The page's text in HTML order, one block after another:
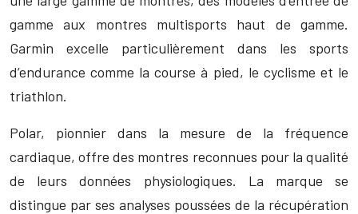
gamme aux montres multisports haut de gamme.
Garmin excelle particulièrement dans les sports
d’endurance comme la course à pied, le cyclisme et le
triathlon.
Polar, pionnier dans la mesure de la fréquence
cardiaque, offre des montres reconnues pour la qualité
de leurs données physiologiques. La marque se
distingue par ses analyses poussées de la récupération